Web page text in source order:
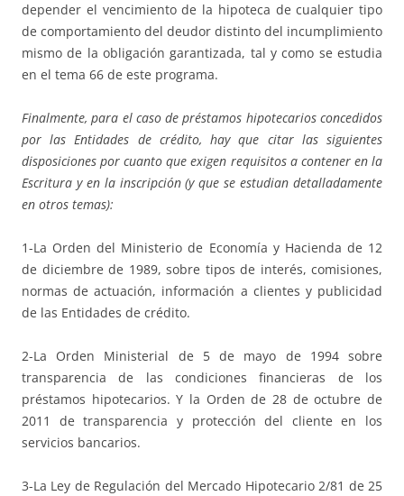
depender el vencimiento de la hipoteca de cualquier tipo
de comportamiento del deudor distinto del incumplimiento
mismo de la obligación garantizada, tal y como se estudia
en el tema 66 de este programa.
Finalmente, para el caso de préstamos hipotecarios concedidos
por las Entidades de crédito, hay que citar las siguientes
disposiciones por cuanto que exigen requisitos a contener en la
Escritura y en la inscripción (y que se estudian detalladamente
en otros temas):
1-La Orden del Ministerio de Economía y Hacienda de 12
de diciembre de 1989, sobre tipos de interés, comisiones,
normas de actuación, información a clientes y publicidad
de las Entidades de crédito.
2-La Orden Ministerial de 5 de mayo de 1994 sobre
transparencia de las condiciones financieras de los
préstamos hipotecarios. Y la Orden de 28 de octubre de
2011 de transparencia y protección del cliente en los
servicios bancarios.
3-La Ley de Regulación del Mercado Hipotecario 2/81 de 25